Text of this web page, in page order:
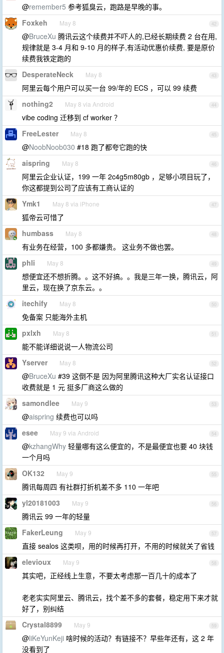
@remember5 参考狐臭云，跑路是早晚的事。
42
Foxkeh May 8
@BruceXu 腾讯云这个续费并不吓人的,已经长期续费 2 台在用,
规律就是 3-4 月和 9-10 月的样子,有活动优惠价续费, 要是原价
续费我铁定跑的
43
DesperateNeck May 8
阿里云每个用户可以买一台 99/年的 ECS ，可以 99 续费
44
nothing2 May 8 via Android
vibe coding 迁移到 cf worker ？
45
FreeLester May 8
@NoobNoob030 #18 跑了都夸它跑的快
46
aispring May 8
阿里云企业认证，199 一年 2c4g5m80gb ，足够小项目玩了，
你这都提到公司了应该有工商认证的
47
Ymk1 May 8 via iPhone
狐帝云可惜了
48
humbass May 8
有业务在经营，100 多都嫌贵。 这业务不做也罢。
49
phli May 8
想便宜还不想折腾。。这不好搞。。我是三年一换，腾讯云，阿
里云，现在换了京东云。。
50
itechify May 8
免备案 只能海外主机
51
pxlxh May 8
能不能详细说说一人物流公司
52
Yserver May 8
@BruceXu #39 这倒不是 因为阿里腾讯这种大厂实名认证接口
收费就是 1 元 挺多厂商这么做的
53
samondlee May 9
@aispring 续费也可以吗
54
esee May 9 via Android
@kzhangWhy 轻量哪有这么便宜的，不是最便宜也要 40 块钱
一个月吗
55
OK132 May 9
腾讯每周四 有社群打折机差不多 110 一年吧
56
yl20181003 May 9
腾讯云 99 一年的轻量
57
FakerLeung May 9
直接 sealos 这类呗，用的时候再打开，不用的时候就关了省钱
58
elevioux May 9
其实吧，正经线上生意，不要太考虑那一百几十的成本了
老老实实阿里云、腾讯云，找个差不多的套餐，稳定用下来才就
好了，别纠结
59
Crystal8899 May 9
@liKeYunKeji 啥时候的活动？有链接不？早些年还有，这 2 年
没看到了